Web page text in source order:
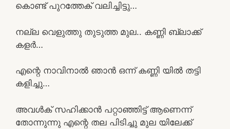
കൊണ്ട് പുറത്തേക് വലിച്ചിട്ടു…
നല്ല വെളുത്തു തുടുത്ത മുല.. കണ്ണി ബ്ലാക്ക്
കളർ…
എന്റെ നാവിനാൽ ഞാൻ ഒന്ന് കണ്ണി യിൽ തട്ടി
കളിച്ചു…
അവൾക് സഹിക്കാൻ പറ്റാഞ്ഞിട്ട് ആണെന്ന്
തോന്നുന്നു എന്റെ തല പിടിച്ചു മുല യിലേക്ക്